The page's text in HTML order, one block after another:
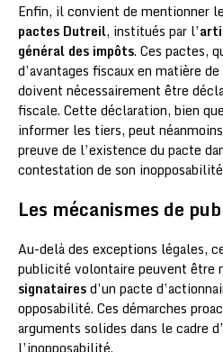
Enfin, il convient de mentionner
pactes Dutreil, institués par l’
général des impôts. Ces pactes,
d’avantages fiscaux en matière
doivent nécessairement être
fiscale. Cette déclaration, bien
informer les tiers, peut
preuve de l’existence du pacte
contestation de son
Les mécanismes de
Au-delà des exceptions légales,
publicité volontaire peuvent être
signatairesd’un pacte
opposabilité. Ces démarches
arguments solides dans le cadre